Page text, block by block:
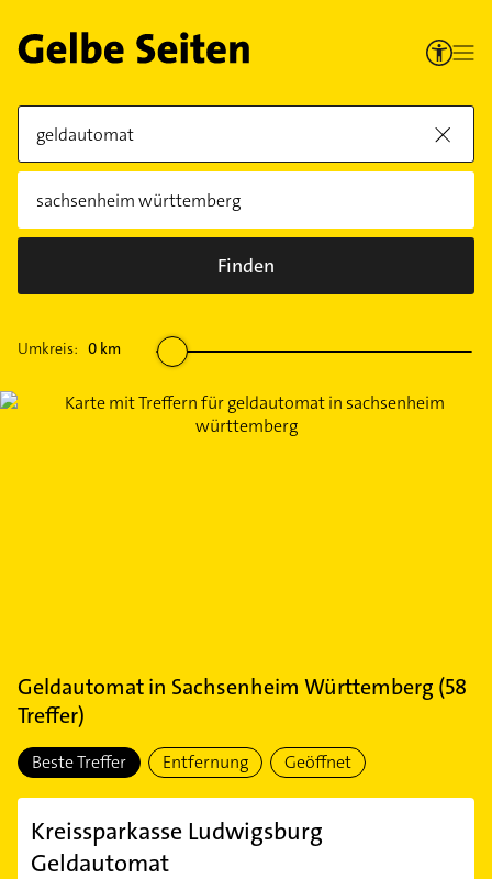
Finden
Umkreis: 0 km
Geldautomatin Sachsenheim Württemberg (58
Treffer)
Beste Treffer Entfernung Geöffnet
Kreissparkasse Ludwigsburg
Geldautomat